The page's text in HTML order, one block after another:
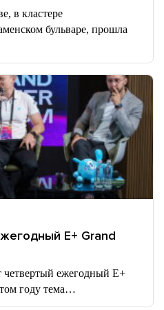
в кластере
бульваре, прошла
E+ Grand
четвертый ежегодный E+
году тема…